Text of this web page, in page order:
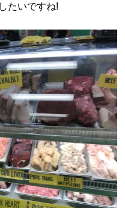
たいですね!